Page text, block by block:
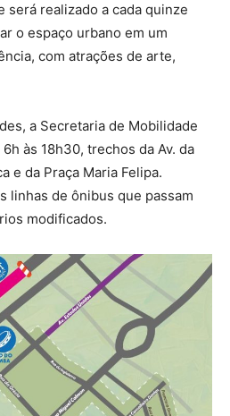
será realizado a cada quinze
o espaço urbano em um
com atrações de arte,
a Secretaria de Mobilidade
às 18h30, trechos da Av. da
e da Praça Maria Felipa.
linhas de ônibus que passam
modificados.